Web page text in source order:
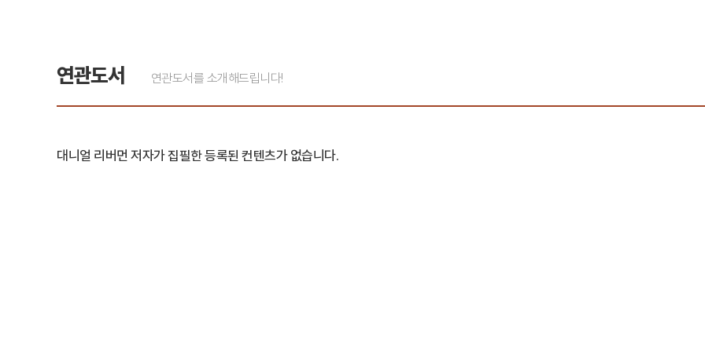
연관도서 연관도서를 소개해드립니다!
대니얼 리버먼 저자가 집필한 등록된 컨텐츠가 없습니다.